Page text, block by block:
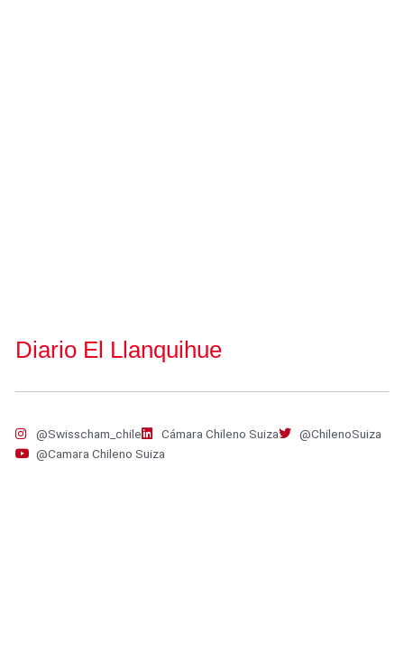
Diario El Llanquihue
@Swisscham_chile Cámara Chileno Suiza
@ChilenoSuiza
@Camara Chileno Suiza